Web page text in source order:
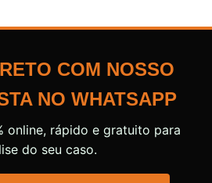
COM NOSSO
NO WHATSAPP
online, rápido e gratuito para
do seu caso.